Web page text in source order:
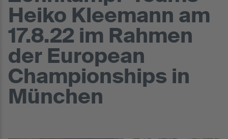
Heiko Kleemann am
17.8.22 im Rahmen
der European
Championships in
München